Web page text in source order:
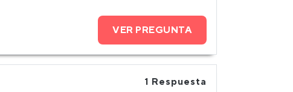
VER PREGUNTA
1 Respuesta